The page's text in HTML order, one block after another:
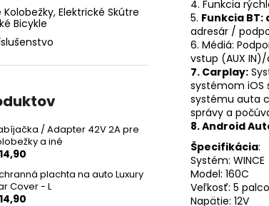
Kolobežky, Elektrické Skútre
Bicykle
/ Adapter 42V 2A pre
a iné
plachta na auto Luxury
Cover - L
4. Funkcia
5. Funkcia
adresár /
6. Médiá:
vstup (AUX
7. Carplay:
systémom iOS
systému auta
správy a
8. Android
Špecifikácia:
Systém: WINCE
Model: 160C
Veľkosť: 5
Napätie: 12V